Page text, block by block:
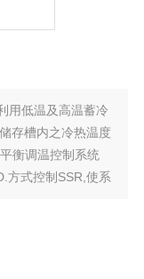
用低温及高温蓄冷
存槽内之冷热温度
衡调温控制系统
方式控制SSR,使系